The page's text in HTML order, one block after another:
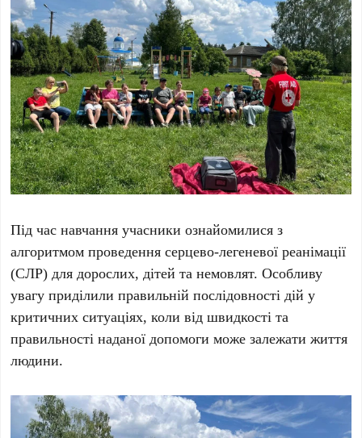
Під час навчання учасники ознайомилися з
алгоритмом проведення серцево-легеневої реанімації
(СЛР) для дорослих, дітей та немовлят. Особливу
увагу приділили правильній послідовності дій у
критичних ситуаціях, коли від швидкості та
правильності наданої допомоги може залежати життя
людини.